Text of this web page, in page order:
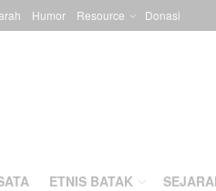
Humor Resource Donasi
ETNIS BATAK